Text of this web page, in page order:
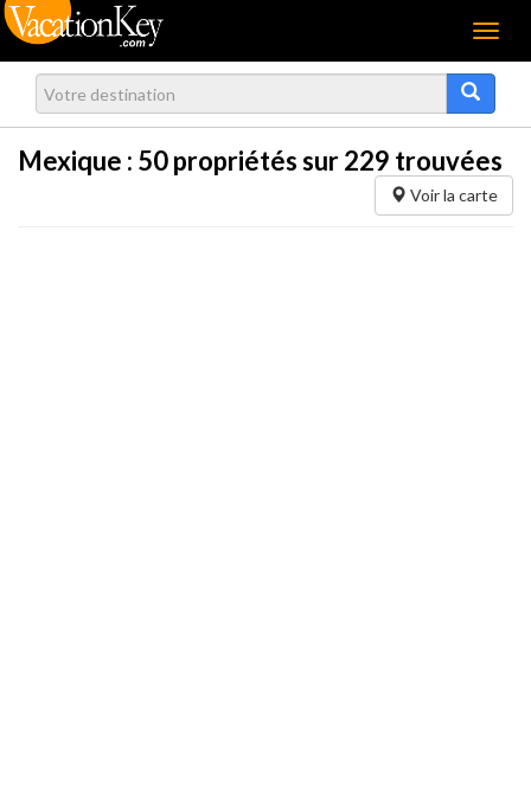
Menu
Mexique : 50propriétés sur 229 trouvées
Voir la carte